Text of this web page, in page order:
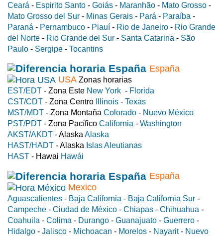
Ceará - Espirito Santo - Goiás - Maranhão - Mato Grosso -
Mato Grosso del Sur - Minas Gerais - Pará - Paraíba -
Paraná - Pernambuco - Piauí - Rio de Janeiro - Rio Grande
del Norte - Rio Grande del Sur - Santa Catarina - São
Paulo - Sergipe - Tocantins
España
USA Zonas horarias
EST/EDT - Zona Este New York - Florida
CST/CDT - Zona Centro Illinois - Texas
MST/MDT - Zona Montaña Colorado - Nuevo México
PST/PDT - Zona Pacífico California - Washington
AKST/AKDT - Alaska Alaska
HAST/HADT - Alaska Islas Aleutianas
HAST - Hawai Hawái
España
Mexico
Aguascalientes - Baja California - Baja California Sur -
Campeche - Ciudad de México - Chiapas - Chihuahua -
Coahuila - Colima - Durango - Guanajuato - Guerrero -
Hidalgo - Jalisco - Michoacan - Morelos - Nayarit- Nuevo